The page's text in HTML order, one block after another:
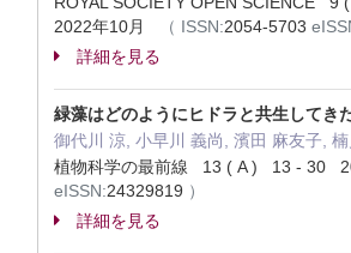
2022年10月
（ ISSN:2054-5703
詳細を見る
緑藻はどのようにヒドラと共生してき
御代川 涼, 小早川 義尚, 濱田 麻友子,
植物科学の最前線 13 ( A ) 13 - 30
eISSN:24329819 ）
詳細を見る